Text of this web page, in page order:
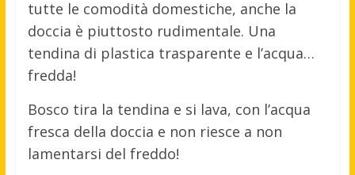
tutte le comodità domestiche, anche la
doccia è piuttosto rudimentale. Una
tendina di plastica trasparente e l’acqua…
fredda!
Bosco tira la tendina e si lava, con l’acqua
fresca della doccia e non riesce a non
lamentarsi del freddo!